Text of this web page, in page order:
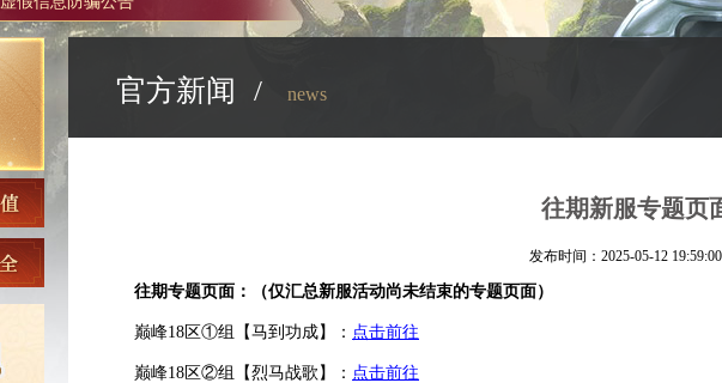
官方新闻 / news
往期新服专题页
发布时间：2025-05-12 19:59:00
往期专题页面：（仅汇总新服活动尚未结束的专题页面）
巅峰18区①组【马到功成】： 点击前往
巅峰18区②组【烈马战歌】： 点击前往